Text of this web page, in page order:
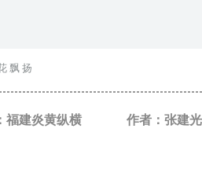
飘 扬
福建炎黄纵横 作者：张建光